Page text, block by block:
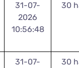
31-07-
2026
10:56:48
30
31-07-
30